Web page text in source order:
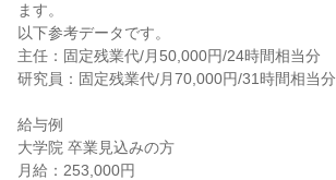
ます。
以下参考データです。
主任：固定残業代/月50,000円/24時間相当分
研究員：固定残業代/月70,000円/31時間相当分
給与例
大学院 卒業見込みの方
月給：253,000円